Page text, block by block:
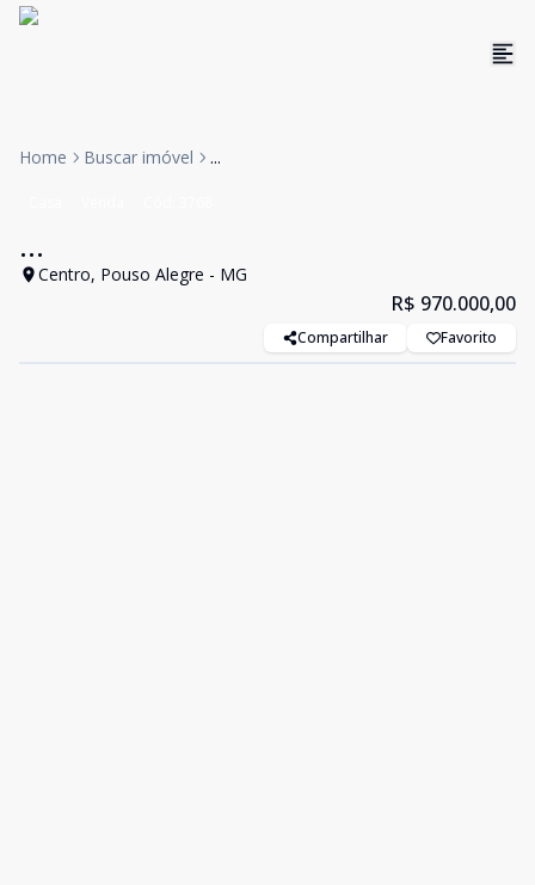
Home Buscar imóvel ...
...
Centro, Pouso Alegre - MG
R$ 970.000,00
Compartilhar Favorito